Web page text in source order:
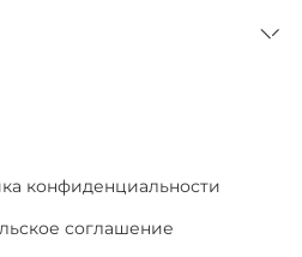
конфиденциальности
соглашение